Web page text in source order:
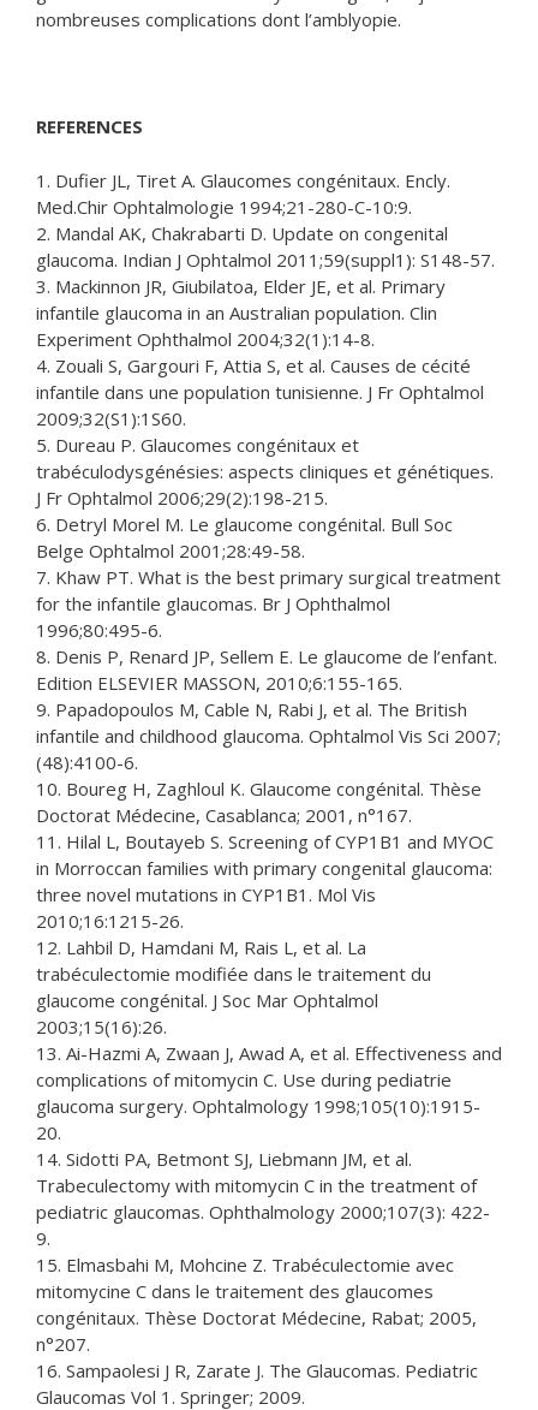
nombreuses complications dont l’amblyopie.
REFERENCES
1. Dufier JL, Tiret A. Glaucomes congénitaux. Encly.
Med.Chir Ophtalmologie 1994;21-280-C-10:9.
2. Mandal AK, Chakrabarti D. Update on congenital
glaucoma. Indian J Ophtalmol 2011;59(suppl1): S148-57.
3. Mackinnon JR, Giubilatoa, Elder JE, et al. Primary
infantile glaucoma in an Australian population. Clin
Experiment Ophthalmol 2004;32(1):14-8.
4. Zouali S, Gargouri F, Attia S, et al. Causes de cécité
infantile dans une population tunisienne. J Fr Ophtalmol
2009;32(S1):1S60.
5. Dureau P. Glaucomes congénitaux et
trabéculodysgénésies: aspects cliniques et génétiques.
J Fr Ophtalmol 2006;29(2):198-215.
6. Detryl Morel M. Le glaucome congénital. Bull Soc
Belge Ophtalmol 2001;28:49-58.
7. Khaw PT. What is the best primary surgical treatment
for the infantile glaucomas. Br J Ophthalmol
1996;80:495-6.
8. Denis P, Renard JP, Sellem E. Le glaucome de l’enfant.
Edition ELSEVIER MASSON, 2010;6:155-165.
9. Papadopoulos M, Cable N, Rabi J, et al. The British
infantile and childhood glaucoma. Ophtalmol Vis Sci 2007;
(48):4100-6.
10. Boureg H, Zaghloul K. Glaucome congénital. Thèse
Doctorat Médecine, Casablanca; 2001, n°167.
11. Hilal L, Boutayeb S. Screening of CYP1B1 and MYOC
in Morroccan families with primary congenital glaucoma:
three novel mutations in CYP1B1. Mol Vis
2010;16:1215-26.
12. Lahbil D, Hamdani M, Rais L, et al. La
trabéculectomie modifiée dans le traitement du
glaucome congénital. J Soc Mar Ophtalmol
2003;15(16):26.
13. Ai-Hazmi A, Zwaan J, Awad A, et al. Effectiveness and
complications of mitomycin C. Use during pediatrie
glaucoma surgery. Ophtalmology 1998;105(10):1915-
20.
14. Sidotti PA, Betmont SJ, Liebmann JM, et al.
Trabeculectomy with mitomycin C in the treatment of
pediatric glaucomas. Ophthalmology 2000;107(3): 422-
9.
15. Elmasbahi M, Mohcine Z. Trabéculectomie avec
mitomycine C dans le traitement des glaucomes
congénitaux. Thèse Doctorat Médecine, Rabat; 2005,
n°207.
16. Sampaolesi J R, Zarate J. The Glaucomas. Pediatric
Glaucomas Vol 1. Springer; 2009.